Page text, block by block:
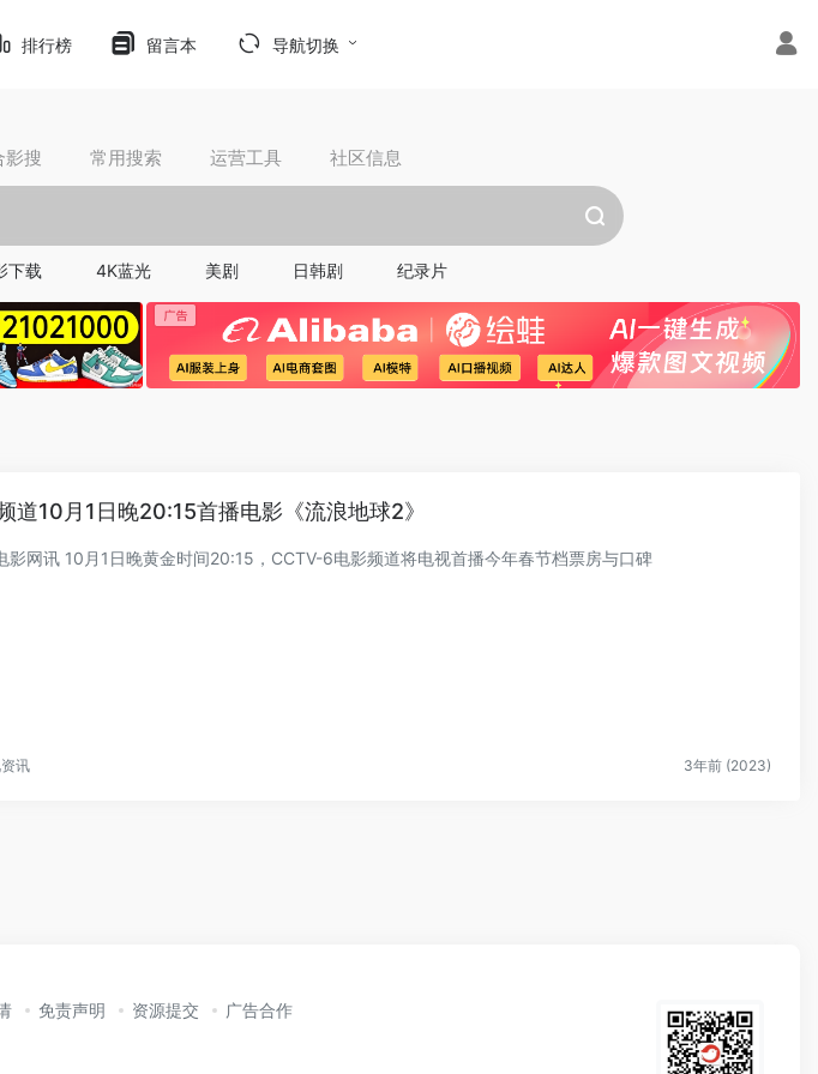
排行榜 留言本 导航切换
影搜 常用搜索 运营工具 社区信息
下载 4K蓝光 美剧 日韩剧 纪录片
道10月1日晚20:15首播电影《流浪地球2》
影网讯 10月1日晚黄金时间20:15，CCTV-6电影频道将电视首播今年春节档票房与口碑
讯 3年前 (2023)
免责声明 资源提交 广告合作